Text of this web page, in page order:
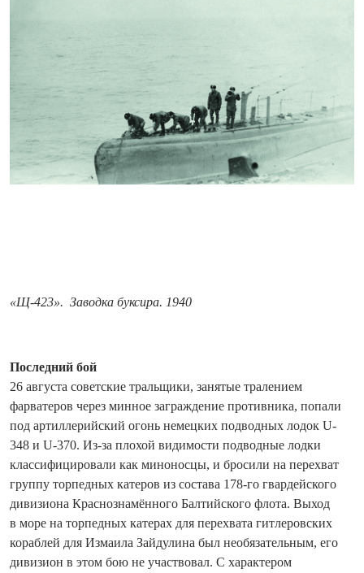
«Щ-423». Заводка буксира. 1940
Последний бой
26 августа советские тральщики, занятые тралением
фарватеров через минное заграждение противника, попали
под артиллерийский огонь немецких подвод­ных лодок U-
348 и U-370. Из-за плохой видимости подводные лодки
классифицировали как миноносцы, и бросили на перехват
группу торпедных катеров из состава 178‑го гвардейского
дивизиона Красно­знамённого Балтийского флота. Выход
в море на торпедных катерах для перехвата гитлеровских
кораблей для Измаила Зайдулина был необязательным, его
дивизион в этом бою не участвовал. С характером